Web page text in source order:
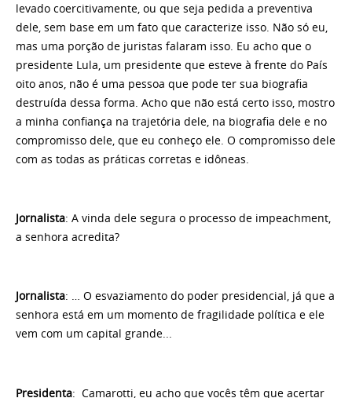
levado coercitivamente, ou que seja pedida a preventiva
dele, sem base em um fato que caracterize isso. Não só eu,
mas uma porção de juristas falaram isso. Eu acho que o
presidente Lula, um presidente que esteve à frente do País
oito anos, não é uma pessoa que pode ter sua biografia
destruída dessa forma. Acho que não está certo isso, mostro
a minha confiança na trajetória dele, na biografia dele e no
compromisso dele, que eu conheço ele. O compromisso dele
com as todas as práticas corretas e idôneas.
Jornalista: A vinda dele segura o processo de impeachment,
a senhora acredita?
Jornalista: … O esvaziamento do poder presidencial, já que a
senhora está em um momento de fragilidade política e ele
vem com um capital grande...
Presidenta: Camarotti, eu acho que vocês têm que acertar